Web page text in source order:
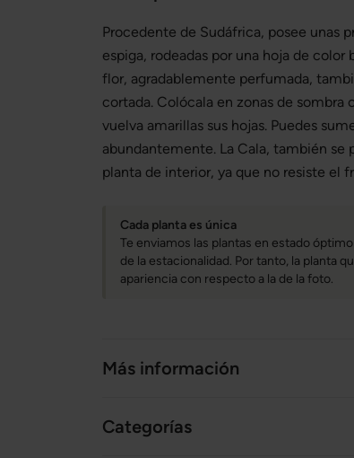
Procedente de Sudáfrica, posee unas
espiga, rodeadas por una hoja de color
flor, agradablemente perfumada,
cortada. Colócala en zonas de sombra
vuelva amarillas sus hojas. Puedes
abundantemente. La Cala, también
planta de interior, ya que no resiste el
Cada planta es única
Te enviamos las plantas en estado
de la estacionalidad. Por tanto, la planta
apariencia con respecto a la de la foto.
Más información
Categorías